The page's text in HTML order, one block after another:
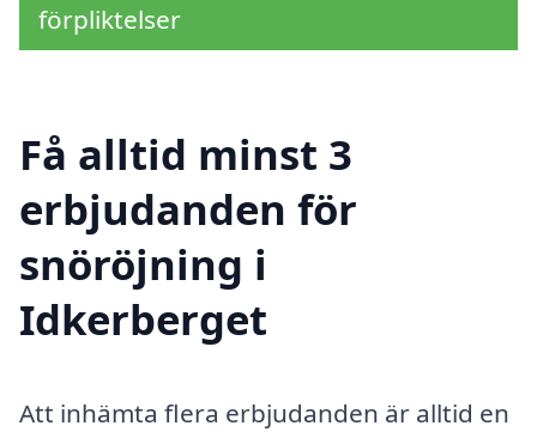
förpliktelser
Få alltid minst 3
erbjudanden för
snöröjning i
Idkerberget
Att inhämta flera erbjudanden är alltid en